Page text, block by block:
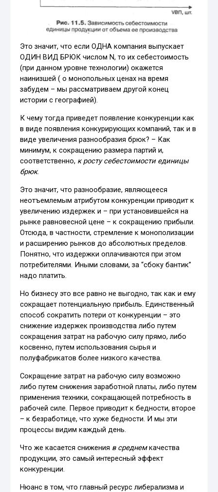
Это значит, что если ОДНА компания выпускает
ОДИН ВИД БРЮК числом N, то их себестоимость
(при данном уровне технологии) окажется
наинизшей ( о монопольных ценах на время
забудем – мы рассматриваем другой конец
истории с географией).
К чему тогда приведет появление конкуренции как
в виде появления конкурирующих компаний, так и в
виде увеличения разнообразия брюк? – Как
минимум, к сокращению размера партий и,
соответственно, к росту себестоимости единицы
брюк.
Это значит, что разнообразие, являющееся
неотъемлемым атрибутом конкуренции приводит к
увеличению издержек и – при установившейся на
рынке равновесной цене – к сокращению прибыли.
Отсюда, в частности, стремление к монополизации
и расширению рынков до абсолютных пределов.
Понятно, что издержки оплачиваются при этом
потребителями. Иными словами, за “сбоку бантик”
надо платить.
Но бизнесу это все равно не выгодно, так как и ему
сокращает потенциальную прибыль. Единственный
способ сократить потери от конкуренции – это
снижение издержек производства либо путем
сокращения затрат на рабочую силу прямо, либо
косвенно, путем использования сырья и
полуфабрикатов более низкого качества.
Сокращение затрат на рабочую силу возможно
либо путем снижения заработной платы, либо путем
применения техники, сокращающей потребность в
рабочей силе. Первое приводит к бедности, второе
– к безработице, что хуже бедности. И мы эти
процессы видим каждый день.
Что же касается снижения в среднемкачества
продукции, это самый интересный эффект
конкуренции.
Нюанс в том, что главный ресурс либерализма и